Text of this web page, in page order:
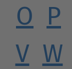
O P
V W